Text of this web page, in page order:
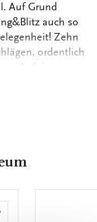
Auf Grund
auch so
Zehn
ordentlich
Auf der
Motive
welches Sie
unbedruckt,